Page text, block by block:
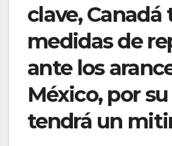
clave, Canadá
medidas de
ante los
México, por
tendrá un